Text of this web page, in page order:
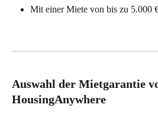
Mit einer Miete von bis zu 5.000
Auswahl der Mietgarantie
HousingAnywhere